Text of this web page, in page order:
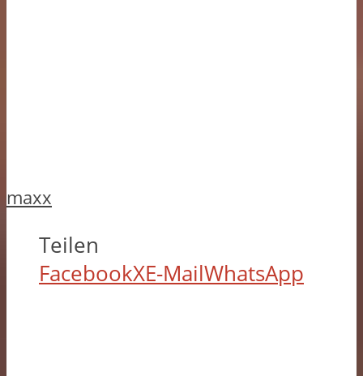
maxx
Teilen
FacebookXE-MailWhatsApp